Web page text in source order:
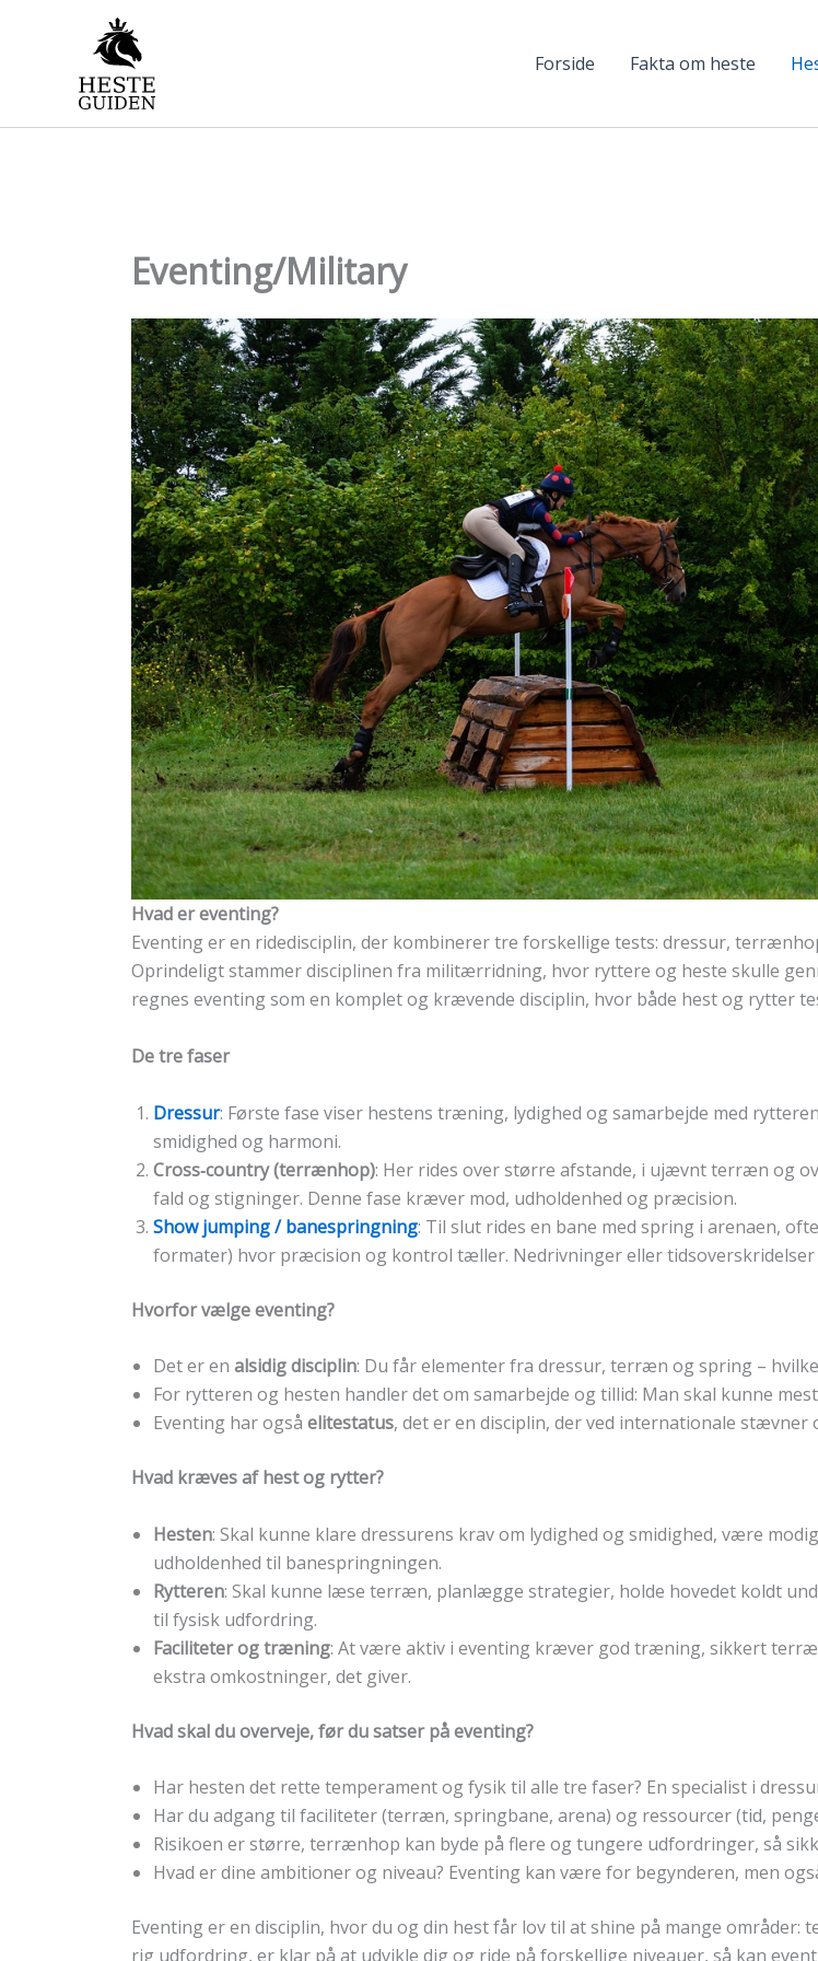
Forside Fakta om heste
Eventing/Military
Hvad er eventing?
Eventing er en ridedisciplin, der kombinerer tre forskellige tests: dressur,
Oprindeligt stammer disciplinen fra militærridning, hvor ryttere og heste skulle
regnes eventing som en komplet og krævende disciplin, hvor både hest og rytter
De tre faser
Dressur: Første fase viser hestens træning, lydighed og samarbejde med
smidighed og harmoni.
Cross‑country (terrænhop): Her rides over større afstande, i ujævnt terræn og
fald og stigninger. Denne fase kræver mod, udholdenhed og præcision.
Show jumping / banespringning: Til slut rides en bane med spring i arenaen,
formater) hvor præcision og kontrol tæller. Nedrivninger eller
Hvorfor vælge eventing?
Det er en alsidig disciplin: Du får elementer fra dressur, terræn og spring –
For rytteren og hesten handler det om samarbejde og tillid: Man skal kunne
Eventing har også elitestatus, det er en disciplin, der ved internationale stævner
Hvad kræves af hest og rytter?
Hesten: Skal kunne klare dressurens krav om lydighed og smidighed, være
udholdenhed til banespringningen.
Rytteren: Skal kunne læse terræn, planlægge strategier, holde hovedet koldt
til fysisk udfordring.
Faciliteter og træning: At være aktiv i eventing kræver god træning, sikkert
ekstra omkostninger, det giver.
Hvad skal du overveje, før du satser på eventing?
Har hesten det rette temperament og fysik til alle tre faser? En specialist i
Har du adgang til faciliteter (terræn, springbane, arena) og ressourcer (tid,
Risikoen er større, terrænhop kan byde på flere og tungere udfordringer, så
Hvad er dine ambitioner og niveau? Eventing kan være for begynderen, men
Eventing er en disciplin, hvor du og din hest får lov til at shine på mange områder:
rig udfordring, er klar på at udvikle dig og ride på forskellige niveauer, så kan